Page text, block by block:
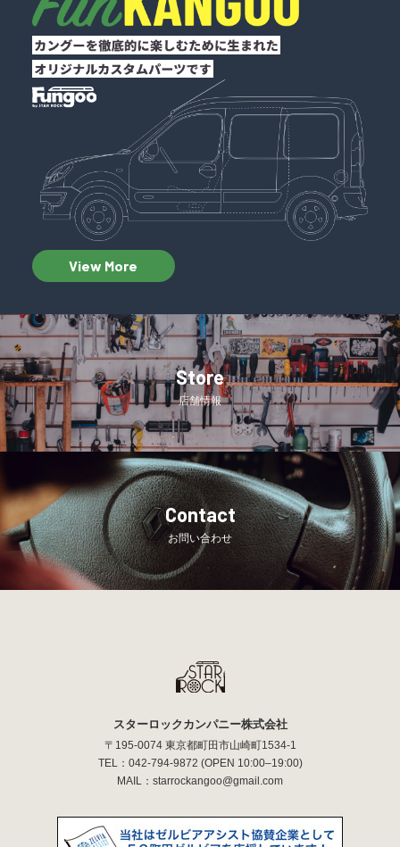
View More
Store
店舗情報
Contact
お問い合わせ
スターロックカンパニー株式会社
〒195-0074 東京都町田市山崎町1534-1
TEL： 042-794-9872 (OPEN 10:00–19:00)
MAIL： starrockangoo@gmail.com